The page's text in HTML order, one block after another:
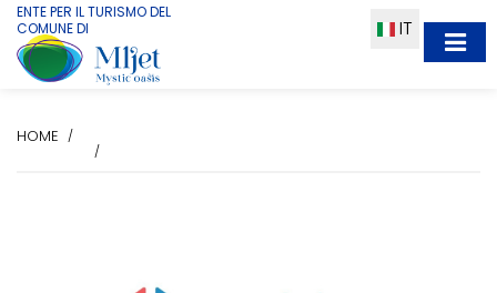
ENTE PER IL TURISMO DEL
COMUNE DI
IT
HOME